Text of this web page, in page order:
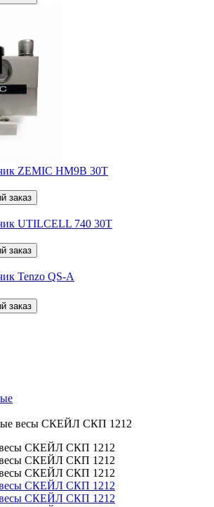
ZEMIC HM9B 30T
заказ
UTILCELL 740 30T
заказ
Tenzo QS-A
заказ
весы СКЕЙЛ СКП 1212